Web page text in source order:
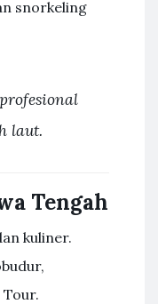
snorkeling
laut.
Tengah
kuliner.